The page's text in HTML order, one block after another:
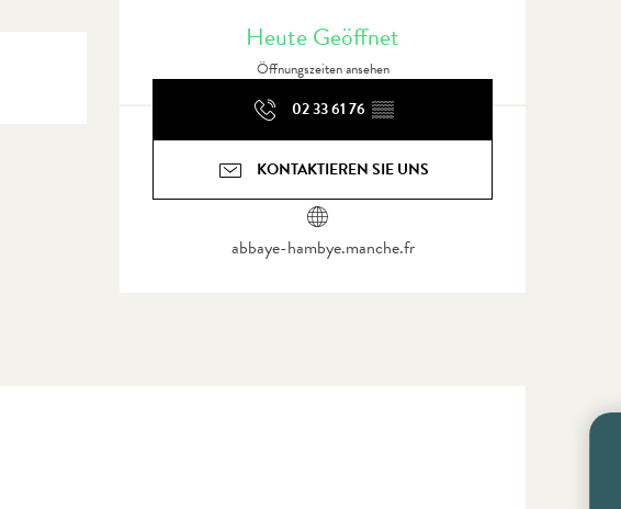
Öffnungszeiten &
Heute Geöffnet
Öffnungszeiten ansehen
02 33 61 76 ▒▒
KONTAKTIEREN SIE UNS
abbaye-hambye.manche.fr